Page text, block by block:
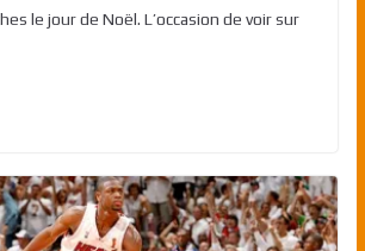
le jour de Noël. L’occasion de voir sur